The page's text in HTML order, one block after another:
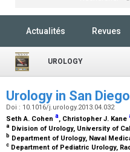
Actualités Revues
UROLOGY
Urology in San
Doi : 10.1016/j.urology.2013.04.032
Seth A. Cohen a, Christopher J. Kane
a Division of Urology, University of
b Department of Urology, Naval
c Department of Pediatric Urology,